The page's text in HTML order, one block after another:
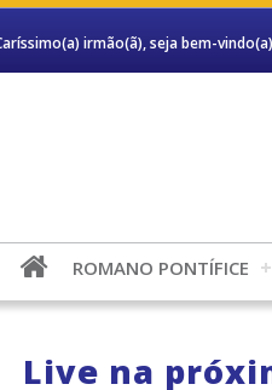
irmão(ã), seja bem-
ROMANO PONTÍFICE
Live na